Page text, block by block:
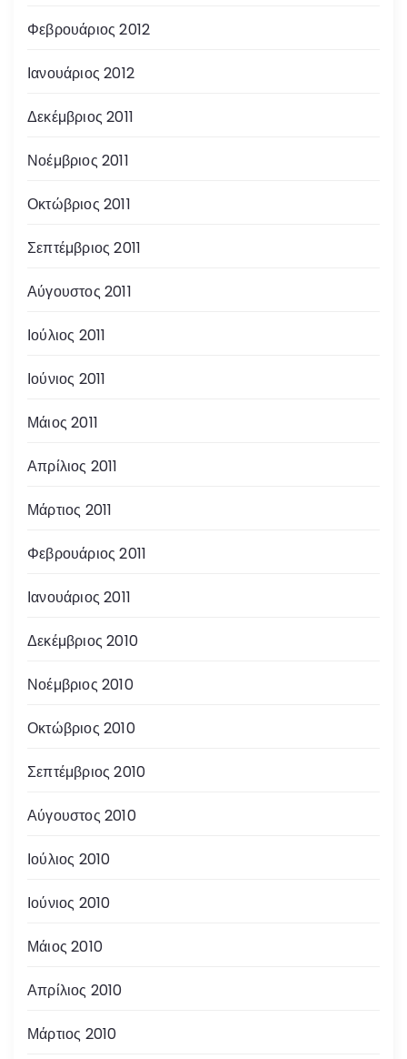
Φεβρουάριος 2012
Ιανουάριος 2012
Δεκέμβριος 2011
Νοέμβριος 2011
Οκτώβριος 2011
Σεπτέμβριος 2011
Αύγουστος 2011
Ιούλιος 2011
Ιούνιος 2011
Μάιος 2011
Απρίλιος 2011
Μάρτιος 2011
Φεβρουάριος 2011
Ιανουάριος 2011
Δεκέμβριος 2010
Νοέμβριος 2010
Οκτώβριος 2010
Σεπτέμβριος 2010
Αύγουστος 2010
Ιούλιος 2010
Ιούνιος 2010
Μάιος 2010
Απρίλιος 2010
Μάρτιος 2010